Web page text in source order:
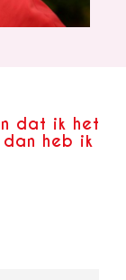
dat ik het
heb ik